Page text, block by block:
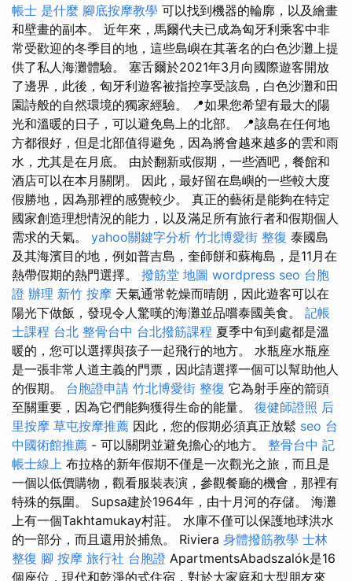
帳士 是什麼 腳底按摩教學 可以找到機器的輪廓，以及繪畫
和壁畫的副本。 近年來，馬爾代夫已成為匈牙利乘客中非
常受歡迎的冬季目的地，這些島嶼在其著名的白色沙灘上提
供了私人海灘體驗。 塞舌爾於2021年3月向國際遊客開放
了邊界，此後，匈牙利遊客被指控享受該島，白色沙灘和田
園詩般的自然環境的獨家經驗。 📍如果您希望有最大的陽
光和溫暖的日子，可以避免島上的北部。 📍該島在任何地
方都很好，但是北部值得避免，因為將會越來越多的雲和雨
水，尤其是在月底。 由於翻新或假期，一些酒吧，餐館和
酒店可以在本月關閉。 因此，最好留在島嶼的一些較大度
假勝地，因為那裡的感覺較少。 真正的藝術是能夠在特定
國家創造理想情況的能力，以及滿足所有旅行者和假期個人
需求的天氣。 yahoo關鍵字分析 竹北博愛街 整復 泰國島
及其海濱目的地，例如普吉島，奎師餅和蘇梅島，是11月在
熱帶假期的熱門選擇。 撥筋堂 地圖 wordpress seo 台胞
證 辦理 新竹 按摩 天氣通常乾燥而晴朗，因此遊客可以在
陽光下做飯，發現令人驚嘆的海灘並品嚐泰國美食。 記帳
士課程 台北 整骨台中 台北撥筋課程 夏季中旬到處都是溫
暖的，您可以選擇與孩子一起飛行的地方。 水瓶座水瓶座
是一張非常人道主義的門票，因此請選擇一個可以幫助他人
的假期。 台胞證申請 竹北博愛街 整復 它為射手座的箭頭
至關重要，因為它們能夠獲得生命的能量。 復健師證照 后
里按摩 草屯按摩推薦 因此，您的假期必須真正放鬆 seo 台
中國術館推薦 - 可以關閉並避免擔心的地方。 整骨台中 記
帳士線上 布拉格的新年假期不僅是一次觀光之旅，而且是
一個以低價購物，觀看服裝表演，參觀餐廳的機會，那裡有
特殊的氛圍。 Supsa建於1964年，由十月河的存儲。 海灘
上有一個Takhtamukay村莊。 水庫不僅可以保護地球洪水
的一部分，而且還用於捕魚。 Riviera 身體撥筋教學 士林
整復 腳 按摩 旅行社 台胞證 ApartmentsAbadszalók是16
個座位，現代和乾淨的式住宿，對於大家庭和大型朋友來